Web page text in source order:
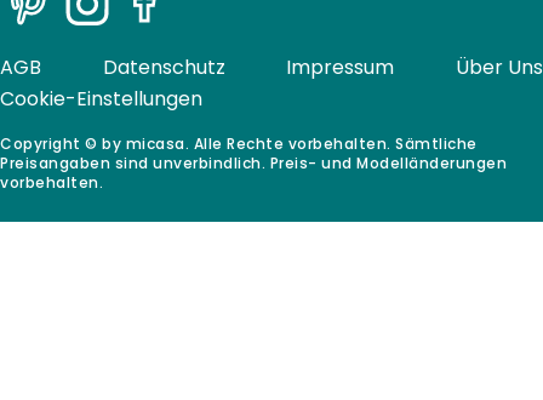
PinterestInstagramFacebook
Copyright © by micasa. Alle Rechte vorbehalten. Sämtliche
Preisangaben sind unverbindlich. Preis- und Modelländerungen
vorbehalten.
AGB Datenschutz Impressum
Über Uns
Cookie-Einstellungen